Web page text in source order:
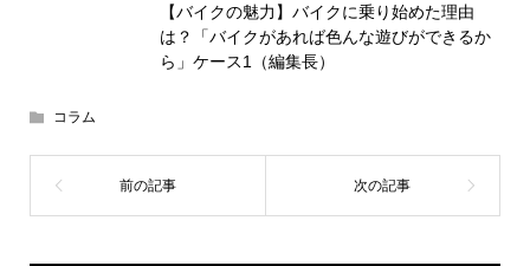
【バイクの魅力】バイクに乗り始めた理由
は？「バイクがあれば色んな遊びができるか
ら」ケース1（編集長）
コラム